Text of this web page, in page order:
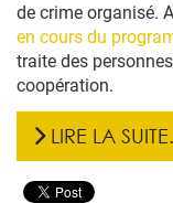
de crime organisé.
en cours du
traite des
coopération.
LIRE LA